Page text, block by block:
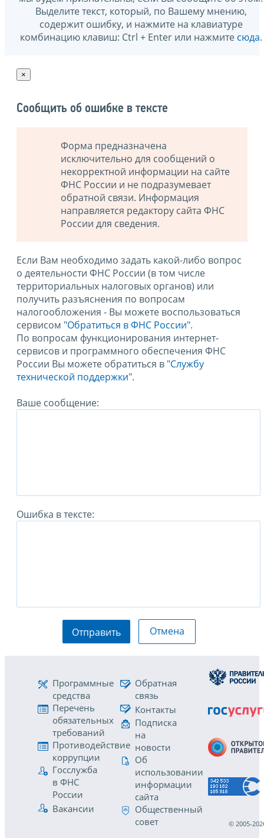
Выделите текст, который, по Вашему мнению,
содержит ошибку, и нажмите на клавиатуре
комбинацию клавиш: Ctrl + Enter или нажмите сюда.
×
Сообщить об ошибке в тексте
Форма предназначена
исключительно для сообщений о
некорректной информации на сайте
ФНС России и не подразумевает
обратной связи. Информация
направляется редактору сайта ФНС
России для сведения.
Если Вам необходимо задать какой-либо вопрос
о деятельности ФНС России (в том числе
территориальных налоговых органов) или
получить разъяснения по вопросам
налогообложения - Вы можете воспользоваться
сервисом "Обратиться в ФНС России".
По вопросам функционирования интернет-
сервисов и программного обеспечения ФНС
России Вы можете обратиться в "Службу
технической поддержки".
Ваше сообщение:
Ошибка в тексте:
Отправить Отмена
Программные
средства
Перечень
обязательных
требований
Противодействие
коррупции
Госслужба
в ФНС
России
Вакансии
Обратная
связь
Контакты
Подписка
на
новости
Об
использовании
информации
сайта
Общественный
совет
© 2005-